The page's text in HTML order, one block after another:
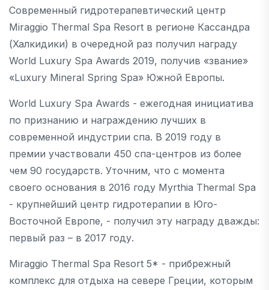
Современный гидротерапевтический центр
Miraggio Thermal Spa Resort в регионе Кассандра
(Халкидики) в очередной раз получил награду
World Luxury Spa Awards 2019, получив «звание»
«Luxury Mineral Spring Spa» Южной Европы.
World Luxury Spa Awards - ежегодная инициатива
по признанию и награждению лучших в
современной индустрии спа. В 2019 году в
премии участвовали 450 спа-центров из более
чем 90 государств. Уточним, что с момента
своего основания в 2016 году Myrthia Thermal Spa
- крупнейший центр гидротерапии в Юго-
Восточной Европе, - получил эту награду дважды:
первый раз – в 2017 году.
Miraggio Thermal Spa Resort 5* - прибрежный
комплекс для отдыха на севере Греции, которым